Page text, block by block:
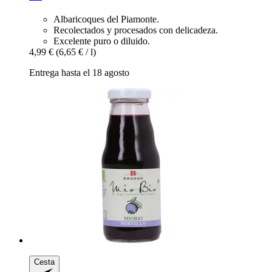
Albaricoques del Piamonte.
Recolectados y procesados con delicadeza.
Excelente puro o diluido.
4,99 € (6,65 € / l)
Entrega hasta el 18 agosto
Cesta